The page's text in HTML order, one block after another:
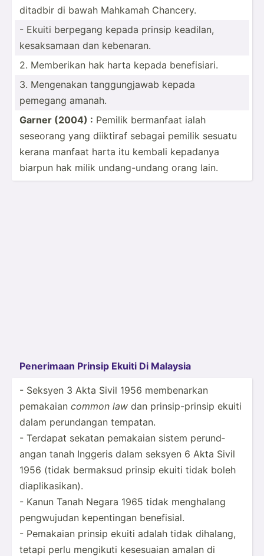
ditadbir di bawah Mahkamah Chancery.
- Ekuiti berpegang kepada prinsip keadilan,
kesaks­amaan dan kebenaran.
2. Memberikan hak harta kepada benefi­siari.
3. Mengenakan tanggu­ngjawab kepada
pemegang amanah.
Garner (2004) : Pemilik bermanfaat ialah
seseorang yang diiktiraf sebagai pemilik sesuatu
kerana manfaat harta itu kembali kepadanya
biarpun hak milik undang­-undang orang lain.
Penerimaan Prinsip Ekuiti Di Malaysia
- Seksyen 3 Akta Sivil 1956 memben­arkan
pemakaian common law dan prinsi­p-p­rinsip ekuiti
dalam perund­angan tempatan.
- Terdapat sekatan pemakaian sistem perund­
angan tanah Inggeris dalam seksyen 6 Akta Sivil
1956 (tidak bermaksud prinsip ekuiti tidak boleh
diapli­kas­ikan).
- Kanun Tanah Negara 1965 tidak menghalang
pengwu­judan kepent­ingan benefi­sial.
- Pemakaian prinsip ekuiti adalah tidak dihalang,
tetapi perlu mengikuti kesesuaian amalan di